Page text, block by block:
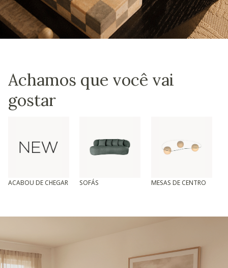
Achamos que você vai
gostar
ACABOU DE CHEGAR SOFÁS MESAS DE CENTRO